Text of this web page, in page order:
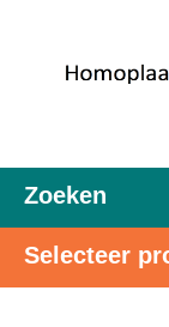
Zoeken
Selecteer